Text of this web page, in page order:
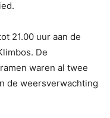
21.00 uur aan de
De
waren al twee
de weersverwachting